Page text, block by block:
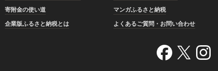
寄附金の使い道
マンガふるさと納税
企業版ふるさと納税とは
よくあるご質問・お問い合わせ